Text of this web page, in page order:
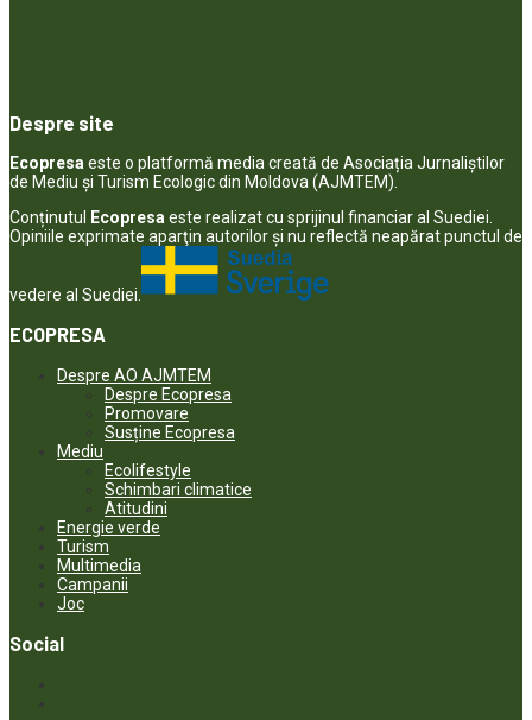
Despre site
Ecopresa este o platformă media creată de Asociația Jurnaliștilor
de Mediu și Turism Ecologic din Moldova (AJMTEM).
Conținutul
Ecopresa este realizat cu sprijinul financiar al Suediei.
Opiniile exprimate aparţin autorilor şi nu reflectă neapărat punctul de
vedere al Suediei.
ECOPRESA
Despre AO AJMTEM
Despre Ecopresa
Promovare
Susține Ecopresa
Mediu
Ecolifestyle
Schimbari climatice
Atitudini
Energie verde
Turism
Multimedia
Campanii
Joc
Social